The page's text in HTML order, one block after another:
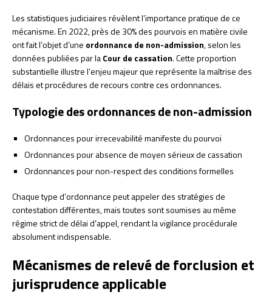
Les statistiques judiciaires révèlent l’importance pratique de ce
mécanisme. En 2022, près de 30% des pourvois en matière civile
ont fait l’objet d’une ordonnance de non-admission, selon les
données publiées par laCour de cassation. Cette proportion
substantielle illustre l’enjeu majeur que représente la maîtrise des
délais et procédures de recours contre ces ordonnances.
Typologie des ordonnances de non-admission
Ordonnances pour irrecevabilité manifeste du pourvoi
Ordonnances pour absence de moyen sérieux de cassation
Ordonnances pour non-respect des conditions formelles
Chaque type d’ordonnance peut appeler des stratégies de
contestation différentes, mais toutes sont soumises au même
régime strict de délai d’appel, rendant la vigilance procédurale
absolument indispensable.
Mécanismes de relevé de forclusion et
jurisprudence applicable